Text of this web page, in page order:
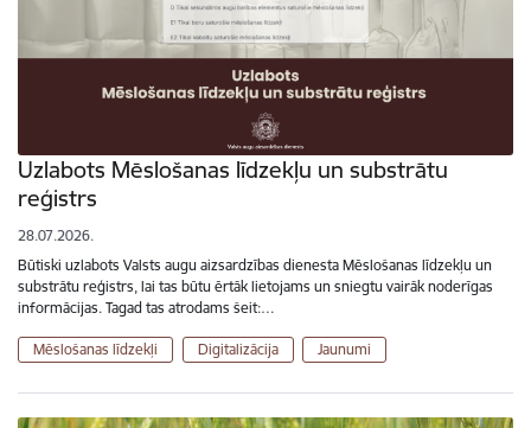
Uzlabots Mēslošanas līdzekļu un substrātu
reģistrs
28.07.2026.
Būtiski uzlabots Valsts augu aizsardzības dienesta Mēslošanas līdzekļu un
substrātu reģistrs, lai tas būtu ērtāk lietojams un sniegtu vairāk noderīgas
informācijas. Tagad tas atrodams šeit:…
Mēslošanas līdzekļi Digitalizācija Jaunumi